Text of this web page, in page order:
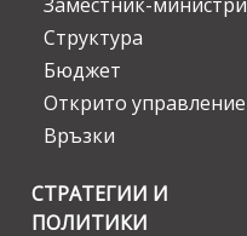
Структура
Бюджет
Открито управление
Връзки
СТРАТЕГИИ И
ПОЛИТИКИ